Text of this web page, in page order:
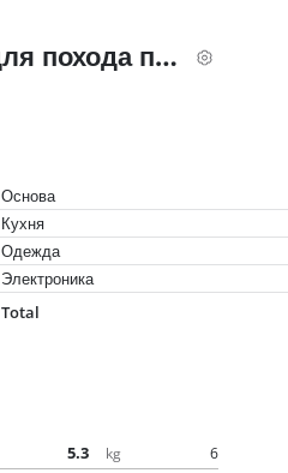
Снаряжение для похода по ликийской тропе
Основа
Кухня
Одежда
Электроника
Total
5.3 kg 6